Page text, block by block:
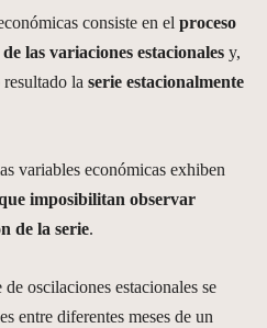
consiste en el proceso
las variaciones estacionales y,
la serie estacionalmente
variables económicas exhiben
imposibilitan observar
de la serie.
oscilaciones estacionales se
entre diferentes meses de un